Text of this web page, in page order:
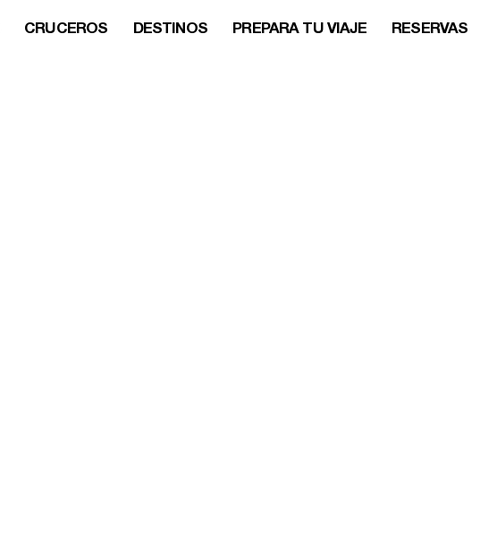
CRUCEROS DESTINOS PREPARA TU VIAJE RESERVAS